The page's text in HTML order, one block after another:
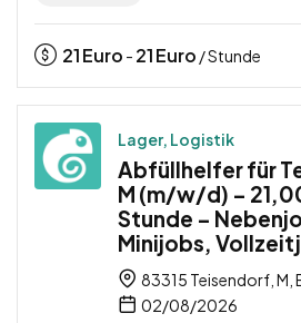
21Euro - 21Euro / Stunde
Lager, Logistik
Abfüllhelfer für
M (m/w/d) –
Stunde –
Minijobs,
83315 Teisendorf, M,
02/08/2026